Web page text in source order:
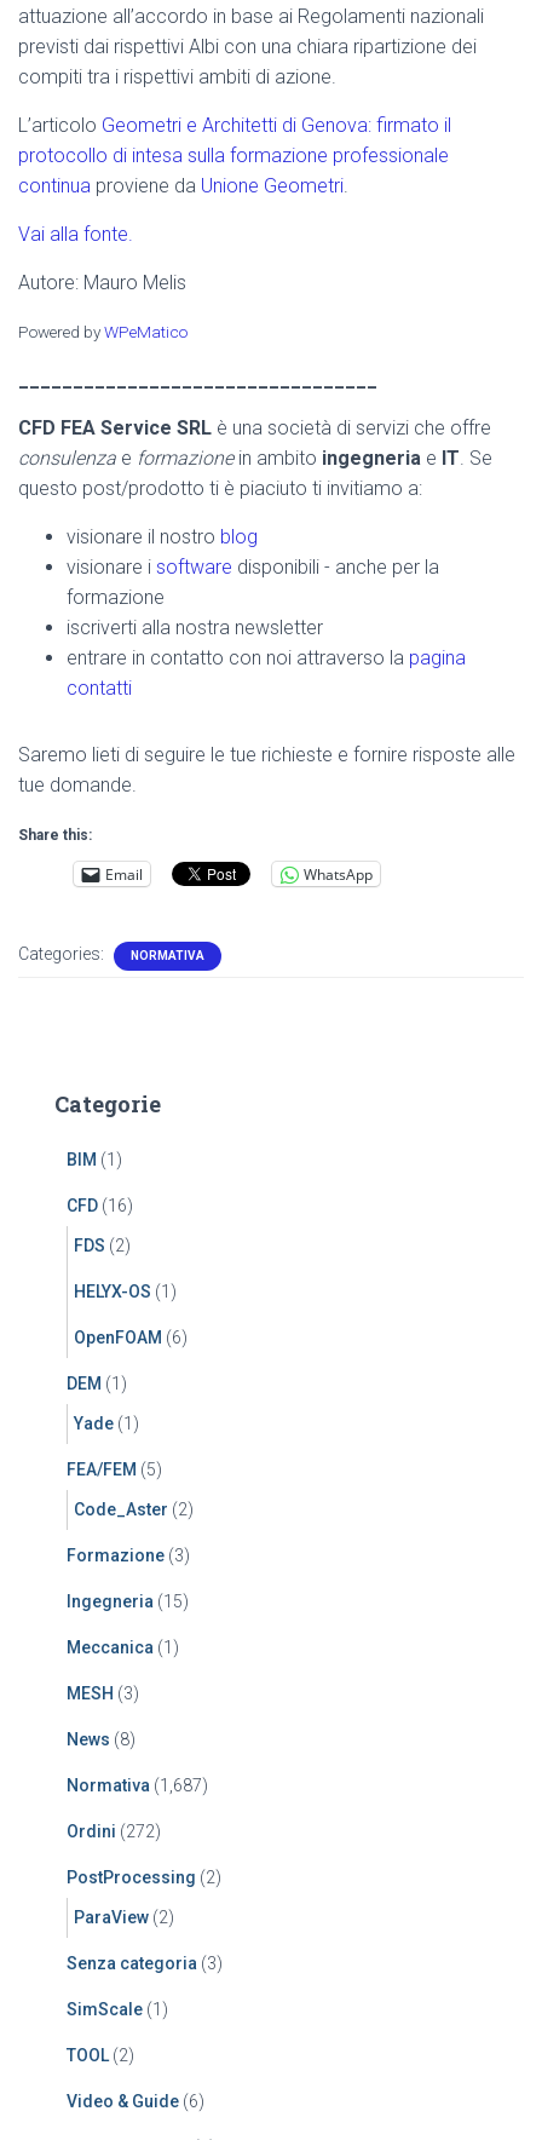
attuazione all’accordo in base ai Regolamenti nazionali
previsti dai rispettivi Albi con una chiara ripartizione dei
compiti tra i rispettivi ambiti di azione.
L’articolo Geometri e Architetti di Genova: firmato il
protocollo di intesa sulla formazione professionale
continua proviene da Unione Geometri.
Vai alla fonte.
Autore: Mauro Melis
Powered byWPeMatico
CFD FEA Service SRL è una società di servizi che offre
consulenza e formazionein ambito ingegneria e IT. Se
questo post/prodotto ti è piaciuto ti invitiamo a:
visionare il nostro blog
visionare i software disponibili - anche per la
formazione
iscriverti alla nostra newsletter
entrare in contatto con noi attraverso la pagina
contatti
Saremo lieti di seguire le tue richieste e fornire risposte alle
tue domande.
Share this:
Email WhatsApp
Categories: NORMATIVA
Categorie
BIM (1)
CFD (16)
FDS (2)
HELYX-OS (1)
OpenFOAM (6)
DEM (1)
Yade (1)
FEA/FEM (5)
Code_Aster (2)
Formazione (3)
Ingegneria (15)
Meccanica (1)
MESH (3)
News (8)
Normativa (1,687)
Ordini (272)
PostProcessing (2)
ParaView (2)
Senza categoria (3)
SimScale (1)
TOOL (2)
Video & Guide (6)